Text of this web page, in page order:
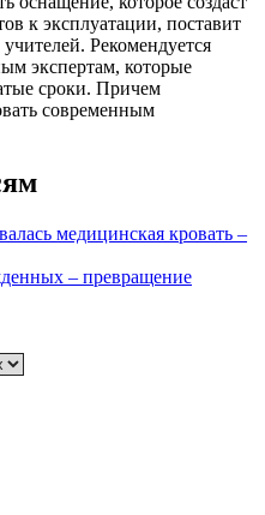
к эксплуатации, поставит
Рекомендуется
экспертам, которые
сроки. Причем
современным
медицинская кровать –
– превращение